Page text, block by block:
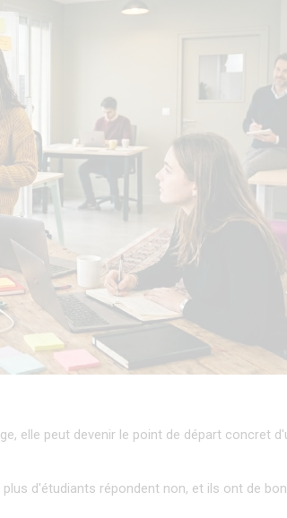
elle peut devenir le point de départ concret
d'étudiants répondent non, et ils ont de